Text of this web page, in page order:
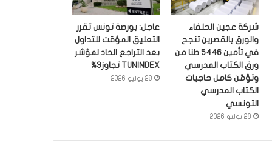
شركة عجين الحلفاء
والورق بالقصرين تنجح
في تأمين 5446 طنا من
ورق الكتاب المدرسي
وتؤمّن كامل حاجيات
الكتاب المدرسي
التونسي
28 يوليو 2026
عاجل: بورصة تونس تقرر
التعليق المؤقت للتداول
بعد التراجع الحاد لمؤشر
TUNINDEX تجاوز3%
28 يوليو 2026